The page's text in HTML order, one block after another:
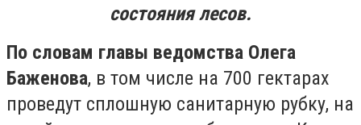
состояния лесов.
По словам главы ведомства Олега
Баженова, в том числе на 700 гектарах
проведут сплошную санитарную рубку, на